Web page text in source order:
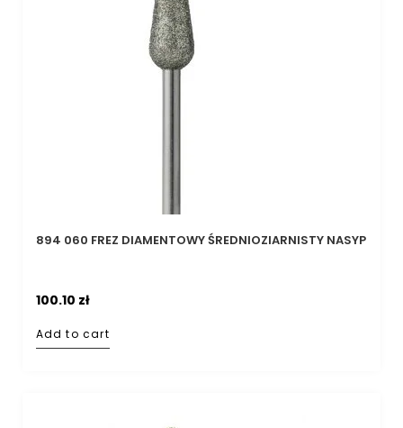
894 060 FREZ DIAMENTOWY ŚREDNIOZIARNISTY NASYP
100.10 zł
Add to cart